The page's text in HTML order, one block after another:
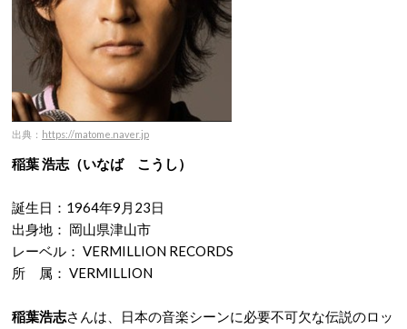
出典： https://matome.naver.jp
稲葉 浩志（いなば こうし）
誕生日：1964年9月23日
出身地： 岡山県津山市
レーベル： VERMILLION RECORDS
所 属： VERMILLION
稲葉浩志さんは、日本の音楽シーンに必要不可欠な伝説のロッ